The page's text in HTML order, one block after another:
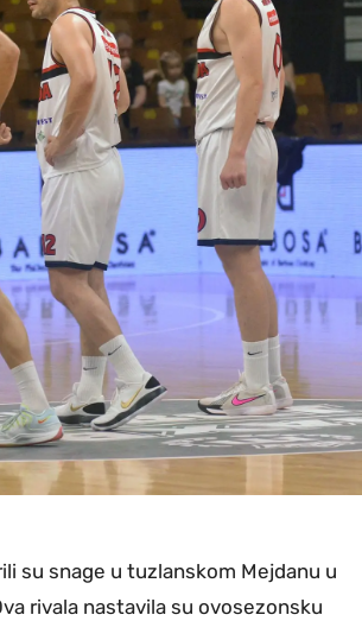
su snage u tuzlanskom Mejdanu u
rivala nastavila su ovosezonsku